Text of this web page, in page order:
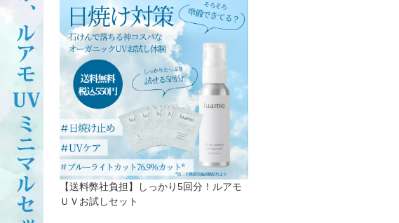
【送料弊社負担】しっかり5回分！ルアモ
ＵＶお試しセット